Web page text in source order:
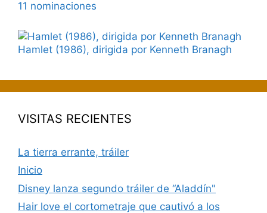
11 nominaciones
Hamlet (1986), dirigida por Kenneth Branagh
VISITAS RECIENTES
La tierra errante, tráiler
Inicio
Disney lanza segundo tráiler de “Aladdín"
Hair love el cortometraje que cautivó a los